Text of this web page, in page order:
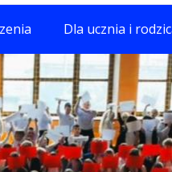
Dla ucznia i